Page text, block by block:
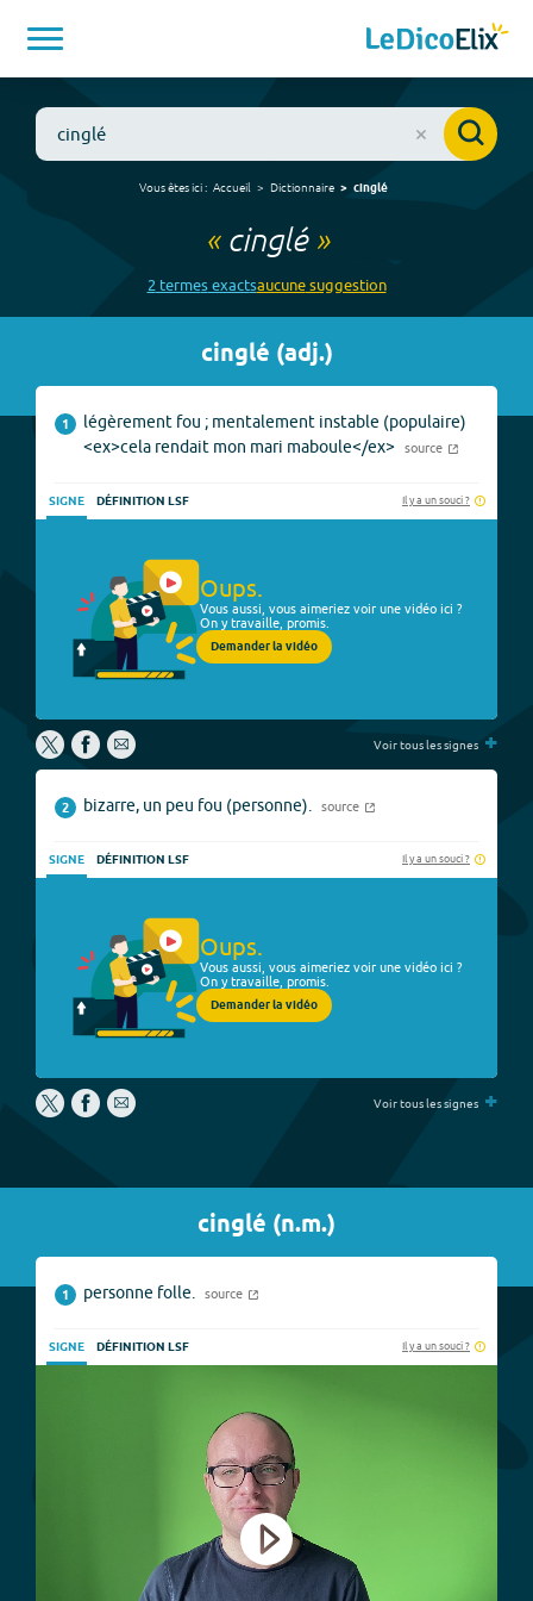
Vous êtes ici : Accueil Dictionnaire cinglé
« cinglé»
2 termesexactsaucunesuggestion
cinglé (adj.)
1
légèrement fou ; mentalement instable (populaire)
<ex>cela rendait mon mari maboule</ex>
source
SIGNE DÉFINITION LSF Il y a un souci ?
Oups.
Vous aussi, vous aimeriez voir une vidéo ici ?
On y travaille, promis.
Demander la vidéo
Voir tous les signes +
2 bizarre, un peu fou (personne). source
SIGNE DÉFINITION LSF Il y a un souci ?
Oups.
Vous aussi, vous aimeriez voir une vidéo ici ?
On y travaille, promis.
Demander la vidéo
Voir tous les signes +
cinglé (n.m.)
1 personne folle. source
SIGNE DÉFINITION LSF Il y a un souci ?
Play